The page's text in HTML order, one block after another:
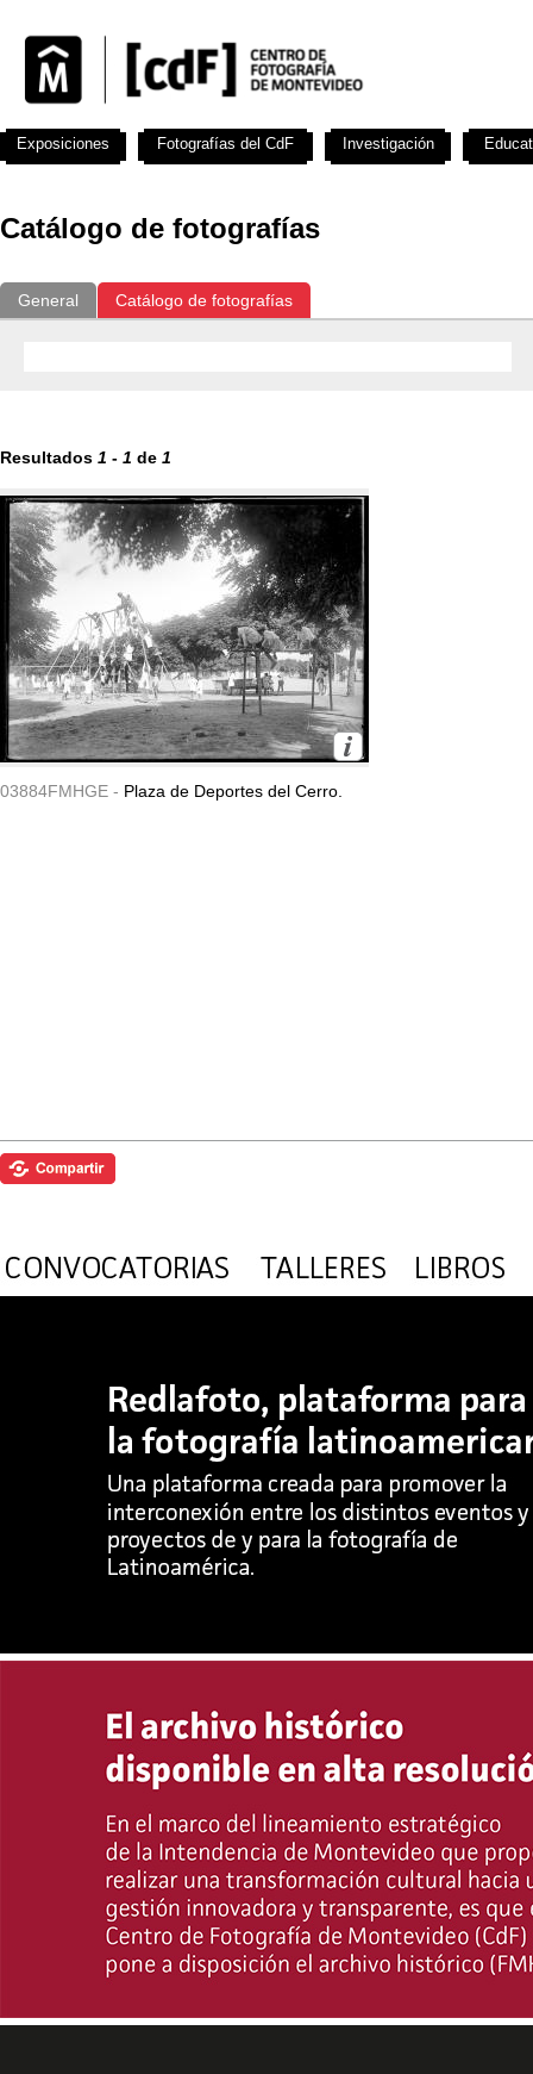
Catálogo de fotografías
General Catálogo de fotografías
Resultados 1 - 1 de 1
03884FMHGE - Plaza de Deportes del Cerro.
Exposiciones Fotografías del CdF Investigación